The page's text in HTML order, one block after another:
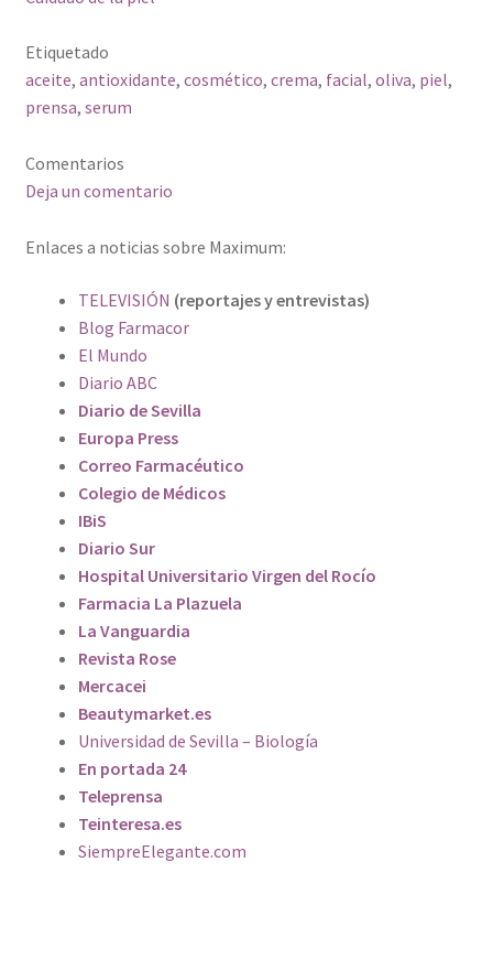
Etiquetado
aceite, antioxidante, cosmético, crema, facial, oliva, piel,
prensa, serum
Comentarios
Deja un comentario
Enlaces a noticias sobre Maximum:
TELEVISIÓN (reportajes y entrevistas)
Blog Farmacor
El Mundo
Diario ABC
Diario de Sevilla
Europa Press
Correo Farmacéutico
Colegio de Médicos
IBiS
Diario Sur
Hospital Universitario Virgen del Rocío
Farmacia La Plazuela
La Vanguardia
Revista Rose
Mercacei
Beautymarket.es
Universidad de Sevilla – Biología
En portada 24
Teleprensa
Teinteresa.es
SiempreElegante.com